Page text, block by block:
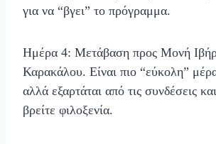
για να “βγει” το πρόγραμμα.
Ημέρα 4: Μετάβαση προς Μονή
Καρακάλου. Είναι πιο “εύκολη”
αλλά εξαρτάται από τις συνδέσεις
βρείτε φιλοξενία.